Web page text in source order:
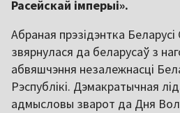
Расейскай імперыі».
Абраная прэзідэнтка
звярнулася да беларусаў з
абвяшчэння незалежнасці
Рэспублікі. Дэмакратычная
адмысловы зварот да Дня